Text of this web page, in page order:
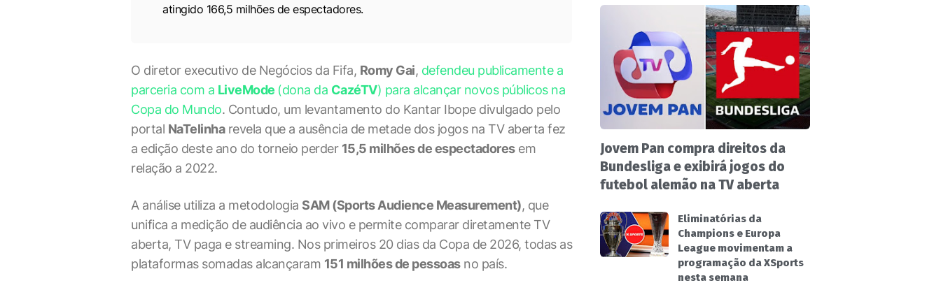
atingido 166,5 milhões de espectadores.
O diretor executivo de Negócios da Fifa, Romy Gai, defendeu publicamente a
parceria com a LiveMode (dona da CazéTV) para alcançar novos públicos na
Copa do Mundo. Contudo, um levantamento do Kantar Ibope divulgado pelo
portal NaTelinharevela que a ausência de metade dos jogos na TV aberta fez
a edição deste ano do torneio perder 15,5 milhões de espectadoresem
relação a 2022.
A análise utiliza a metodologia SAM (Sports Audience Measurement), que
unifica a medição de audiência ao vivo e permite comparar diretamente TV
aberta, TV paga e streaming. Nos primeiros 20 dias da Copa de 2026, todas as
plataformas somadas alcançaram 151 milhões de pessoasno país.
Jovem Pan compra direitos da
Bundesliga e exibirá jogos do
futebol alemão na TV aberta
Eliminatórias da
Champions e Europa
League movimentam a
programação da XSports
nesta semana